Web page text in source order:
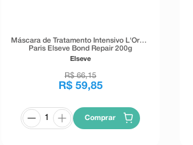
Máscara de Tratamento Intensivo L'Oréal
Paris Elseve Bond Repair 200g
Elseve
R$ 66,15
R$ 59,85
Comprar